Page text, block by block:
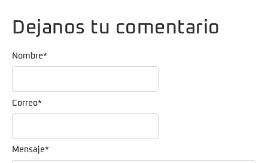
Dejanos tu comentario
Mensaje*
Nombre*
Correo*